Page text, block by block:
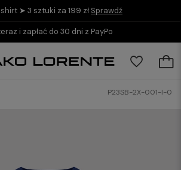
➤ 3 sztuki za 199 zł Sprawdź
i zapłać do 30 dni z PayPo
P23SB-2X-001-I-0